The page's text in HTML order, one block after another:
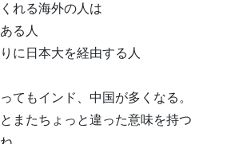
れる海外の人は
る人
に日本大を経由する人
てもインド、中国が多くなる。
またちょっと違った意味を持つ